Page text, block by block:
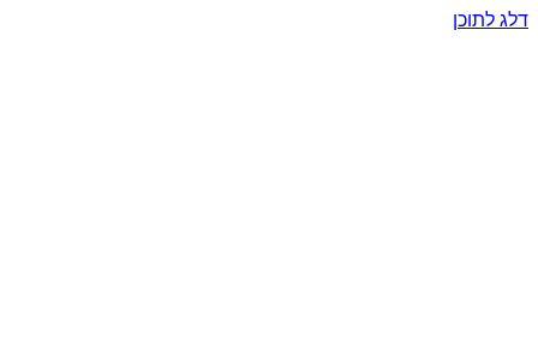
דלג לתוכן